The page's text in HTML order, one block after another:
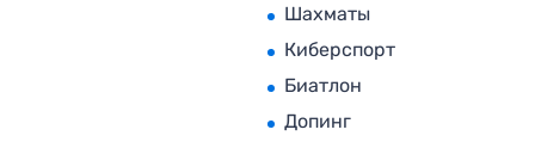
Шахматы
Киберспорт
Биатлон
Допинг